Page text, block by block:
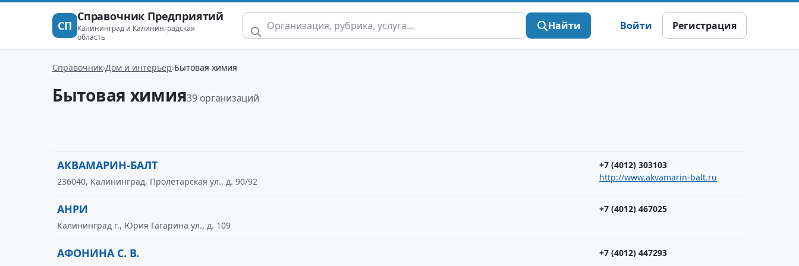
СП
Справочник Предприятий
Калининград и Калининградская
область
Найти Войти Регистрация
Справочник Дом и интерьер Бытовая химия
Бытовая химия39 организаций
АКВАМАРИН-БАЛТ
+7 (4012) 303103
http://www.akvamarin-balt.ru
236040, Калининград, Пролетарская ул., д. 90/92
АНРИ
+7 (4012) 467025
Калининград г., Юрия Гагарина ул., д. 109
АФОНИНА С. В.
+7 (4012) 447293